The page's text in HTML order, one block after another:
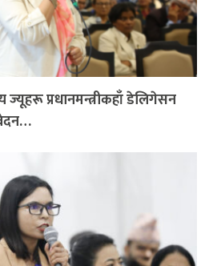
ज्यूहरू प्रधानमन्त्रीकहाँ डेलिगेसन